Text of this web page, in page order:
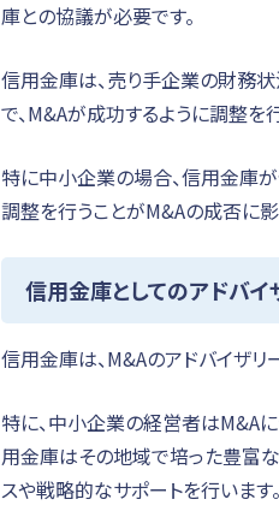
庫との協議が必要です。
信用金庫は、売り手企業の財務
で、M&Aが成功するように調整を
特に中小企業の場合、信用金庫
調整を行うことがM&Aの成否に影
信用金庫としてのアドバ
信用金庫は、M&Aのアドバイザリ
特に、中小企業の経営者はM&A
用金庫はその地域で培った豊富
スや戦略的なサポートを行います。